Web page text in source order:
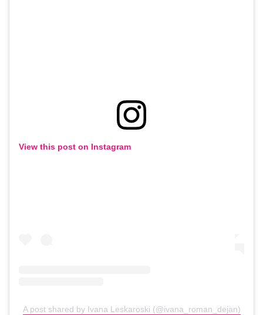
View this post on Instagram
A post shared by Ivana Leskaroski (@ivana_roman_dejan)